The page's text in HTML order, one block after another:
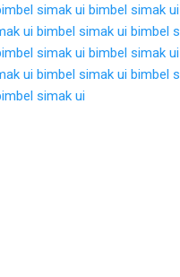
simak ui bimbel simak ui
ui bimbel simak ui bimbel
simak ui bimbel simak ui
ui bimbel simak ui bimbel
simak ui